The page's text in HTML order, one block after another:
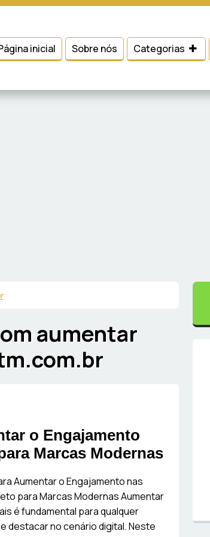
inicial Sobre nós Categorias
aumentar
o Engajamento
Marcas Modernas
Aumentar o Engajamento nas
para Marcas Modernas Aumentar
é fundamental para qualquer
destacar no cenário digital. Neste